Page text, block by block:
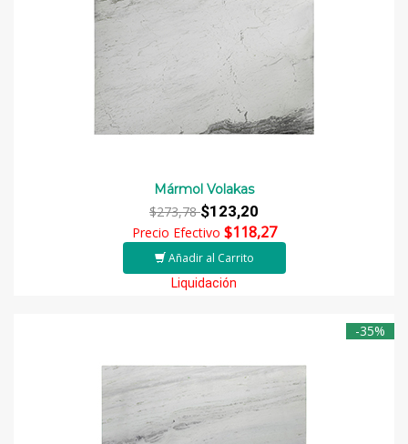
Mármol Volakas
$273,78$123,20
Precio Efectivo $118,27
Añadir al Carrito
Liquidación
-35%